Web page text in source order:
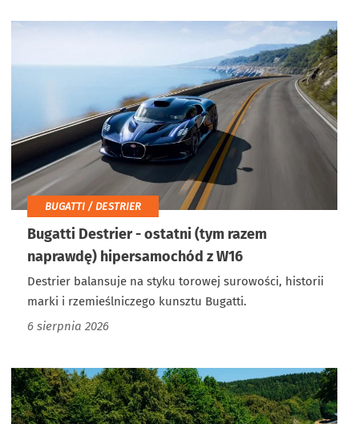
BUGATTI / DESTRIER
Bugatti Destrier - ostatni (tym razem
naprawdę) hipersamochód z W16
Destrier balansuje na styku torowej surowości, historii
marki i rzemieślniczego kunsztu Bugatti.
6 sierpnia 2026